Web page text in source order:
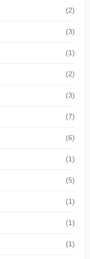
(2)
(3)
(1)
(2)
(3)
(7)
(6)
(1)
(5)
(1)
(1)
(1)